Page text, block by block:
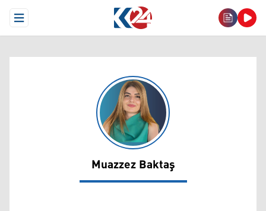
Open Menu
Muazzez Baktaş
Muazzez Baktaş